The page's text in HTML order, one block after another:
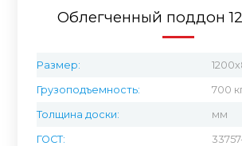
Облегченный поддон
Размер:
Грузоподъемность: 700
Толщина доски: мм
ГОСТ: